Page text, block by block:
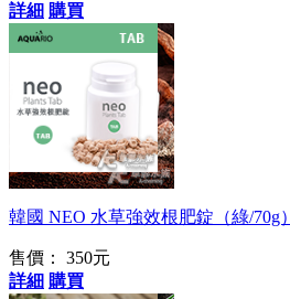
詳細 購買
韓國製造
韓國 NEO 水草強效根肥錠（綠/70g）
售價：
350元
詳細 購買